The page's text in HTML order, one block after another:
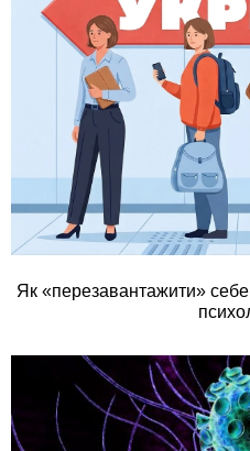
Як «перезавантажити» себе